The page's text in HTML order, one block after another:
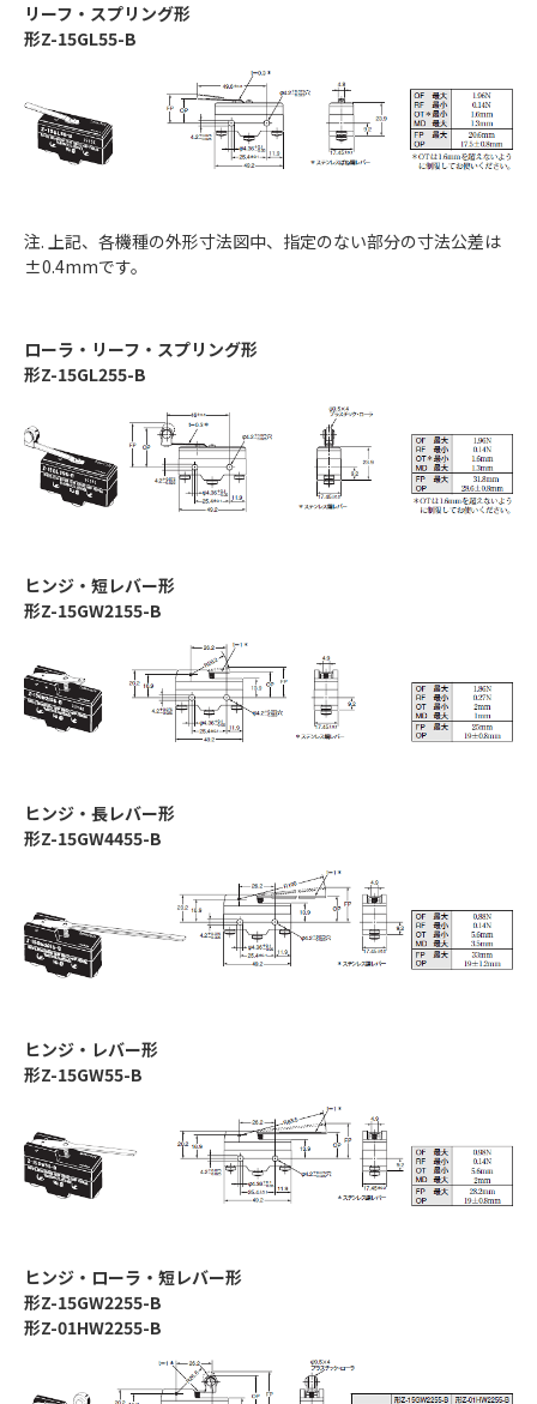
リーフ・スプリング形
形Z-15GL55-B
注. 上記、各機種の外形寸法図中、指定のない部分の寸法公差は
±0.4mmです。
ローラ・リーフ・スプリング形
形Z-15GL255-B
ヒンジ・短レバー形
形Z-15GW2155-B
ヒンジ・長レバー形
形Z-15GW4455-B
ヒンジ・レバー形
形Z-15GW55-B
ヒンジ・ローラ・短レバー形
形Z-15GW2255-B
形Z-01HW2255-B